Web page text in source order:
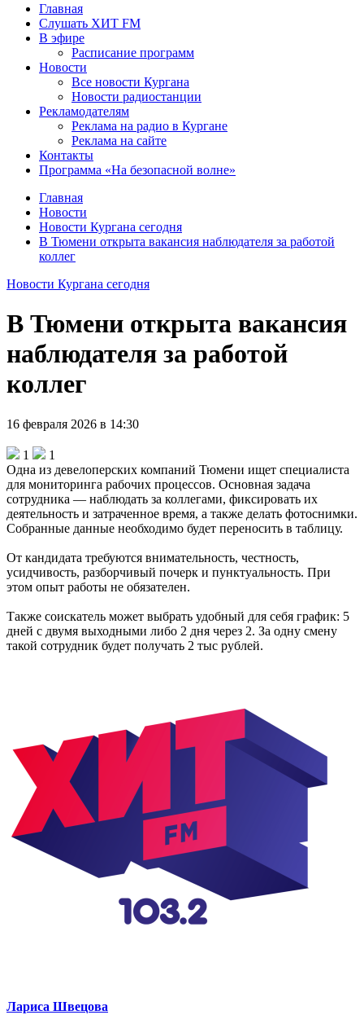
Главная
Слушать ХИТ FM
В эфире
Расписание программ
Новости
Все новости Кургана
Новости радиостанции
Рекламодателям
Реклама на радио в Кургане
Реклама на сайте
Контакты
Программа «На безопасной волне»
Главная
Новости
Новости Кургана сегодня
В Тюмени открыта вакансия наблюдателя за работой
коллег
Новости Кургана сегодня
В Тюмени открыта вакансия
наблюдателя за работой
коллег
16 февраля 2026 в 14:30
1
1
Одна из девелоперских компаний Тюмени ищет специалиста
для мониторинга рабочих процессов. Основная задача
сотрудника — наблюдать за коллегами, фиксировать их
деятельность и затраченное время, а также делать фотоснимки.
Собранные данные необходимо будет переносить в таблицу.
От кандидата требуются внимательность, честность,
усидчивость, разборчивый почерк и пунктуальность. При
этом опыт работы не обязателен.
Также соискатель может выбрать удобный для себя график: 5
дней с двумя выходными либо 2 дня через 2. За одну смену
такой сотрудник будет получать 2 тыс рублей.
Лариса Швецова